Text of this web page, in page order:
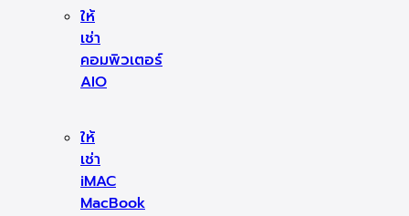
ให้
เช่า
คอมพิวเตอร์
AIO
ให้
เช่า
iMAC
MacBook